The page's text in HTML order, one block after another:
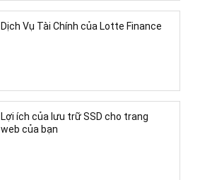
Dịch Vụ Tài Chính của Lotte Finance
Lợi ích của lưu trữ SSD cho trang
web của bạn